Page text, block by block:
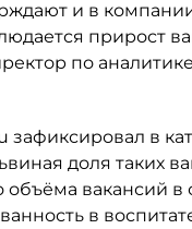
и в
прирост
по
в
доля таких
объёма вакансий
в